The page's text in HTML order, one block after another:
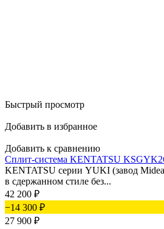
Быстрый просмотр
Добавить в избранное
Добавить к сравнению
Сплит-система KENTATSU
KENTATSU серии YUKI (завод
в сдержанном стиле без...
42 200 ₽
−14 300 ₽
27 900 ₽